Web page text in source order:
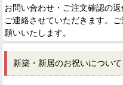
お問い合わせ・ご注文確認の
ご連絡させていただきます。
願いいたします。
新築・新居のお祝いについて